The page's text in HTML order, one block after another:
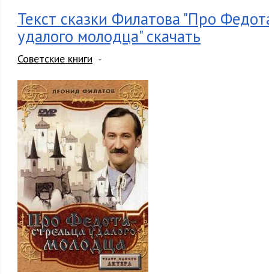
Текст сказки Филатова "Про
удалого молодца" скачать
Советские книги